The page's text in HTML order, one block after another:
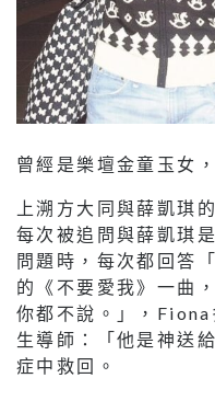
曾經是樂壇金童玉女
上溯方大同與薛凱琪
每次被追問與薛凱琪
問題時，每次都回答
的《不要愛我》一曲
你都不說。」，Fiona
生導師：「他是神送
症中救回。